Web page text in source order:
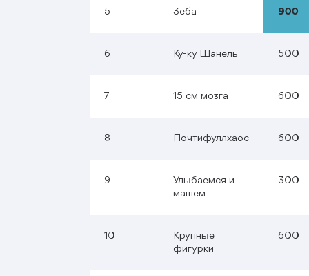
5 Зеба 900
6 Ку-ку Шанель 500
7 15 см мозга 600
8 Почтифуллхаос 600
9
Улыбаемся и
машем
300
10
Крупные
фигурки
600